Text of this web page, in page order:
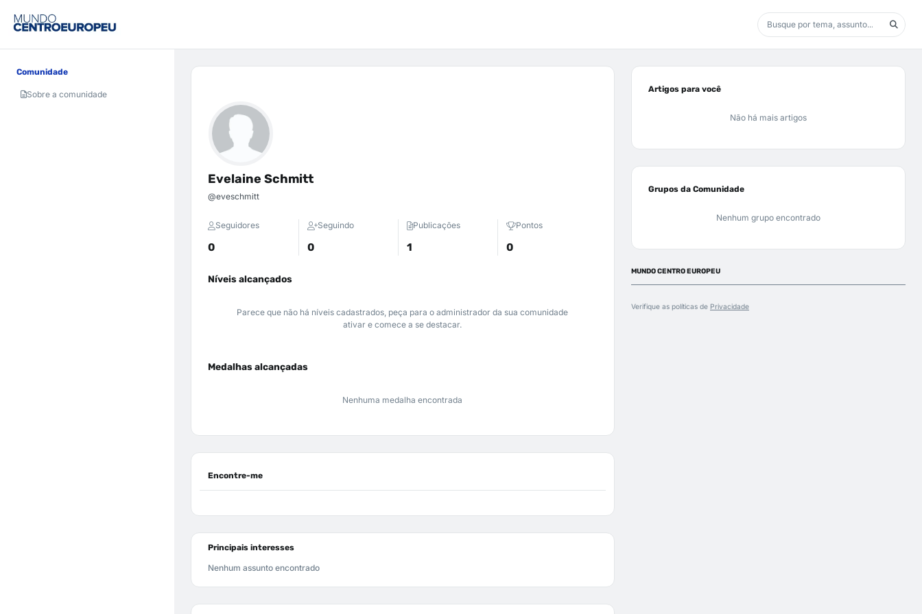
Comunidade
Sobre a comunidade
Evelaine Schmitt
@eveschmitt
Seguidores
0
Seguindo
0
Publicações
1
Pontos
0
Níveis alcançados
Parece que não há níveis cadastrados, peça para o administrador da sua comunidade
ativar e comece a se destacar.
Medalhas alcançadas
Nenhuma medalha encontrada
Encontre-me
Principais interesses
Nenhum assunto encontrado
Artigos para você
Não há mais artigos
Grupos da Comunidade
Nenhum grupo encontrado
MUNDO CENTRO EUROPEU
Verifique as políticas de Privacidade